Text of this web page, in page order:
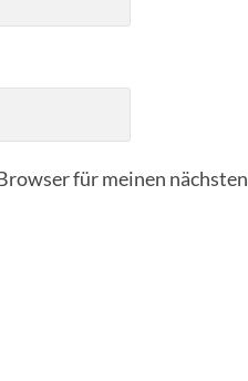
für meinen nächsten